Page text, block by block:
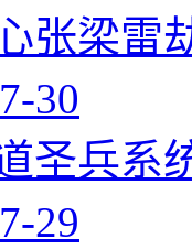
张梁雷
30
圣兵系
29